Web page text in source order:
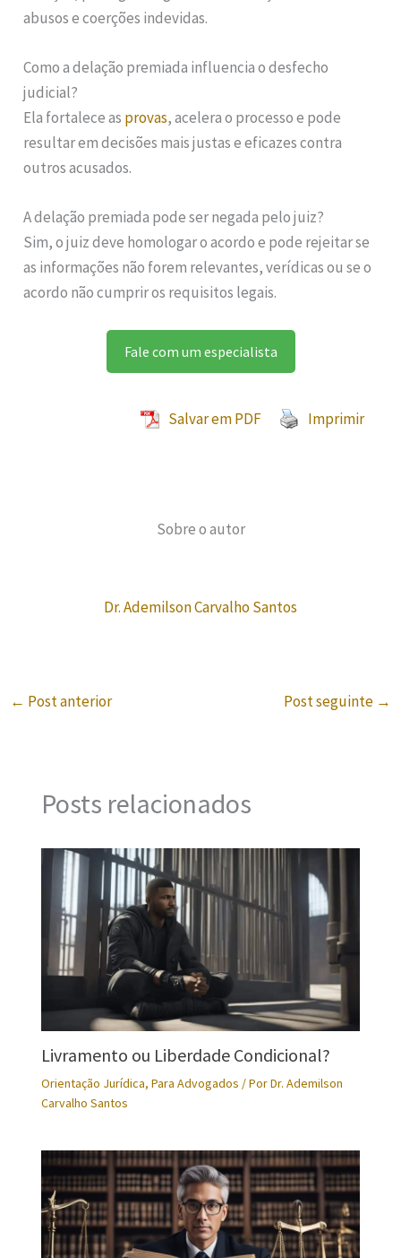
abusos e coerções indevidas.
Como a delação premiada influencia o desfecho
judicial?
Ela fortalece as provas, acelera o processo e pode
resultar em decisões mais justas e eficazes contra
outros acusados.
A delação premiada pode ser negada pelo juiz?
Sim, o juiz deve homologar o acordo e pode rejeitar se
as informações não forem relevantes, verídicas ou se o
acordo não cumprir os requisitos legais.
Fale com um especialista
Salvar em PDF Imprimir
Sobre o autor
Dr. Ademilson Carvalho Santos
← Post anterior Post seguinte →
Posts relacionados
Livramento ou Liberdade Condicional?
Orientação Jurídica, Para Advogados / PorDr. Ademilson
Carvalho Santos